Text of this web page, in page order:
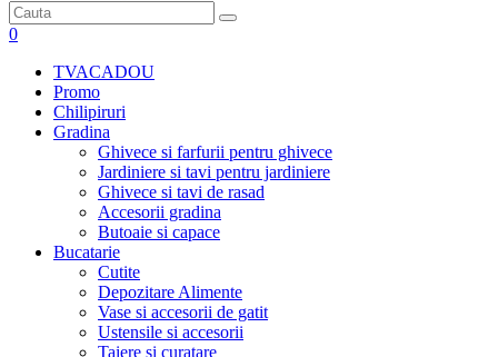
0
TVACADOU
Promo
Chilipiruri
Gradina
Ghivece si farfurii pentru ghivece
Jardiniere si tavi pentru jardiniere
Ghivece si tavi de rasad
Accesorii gradina
Butoaie si capace
Bucatarie
Cutite
Depozitare Alimente
Vase si accesorii de gatit
Ustensile si accesorii
Taiere si curatare